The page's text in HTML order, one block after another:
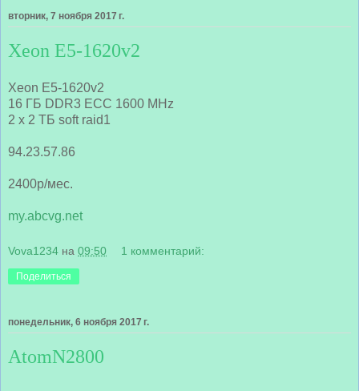
вторник, 7 ноября 2017 г.
Xeon E5-1620v2
Xeon E5-1620v2
16 ГБ DDR3 ECC 1600 MHz
2 x 2 ТБ soft raid1
94.23.57.86
2400р/мес.
my.abcvg.net
Vova1234 на 09:50 1 комментарий:
Поделиться
понедельник, 6 ноября 2017 г.
AtomN2800